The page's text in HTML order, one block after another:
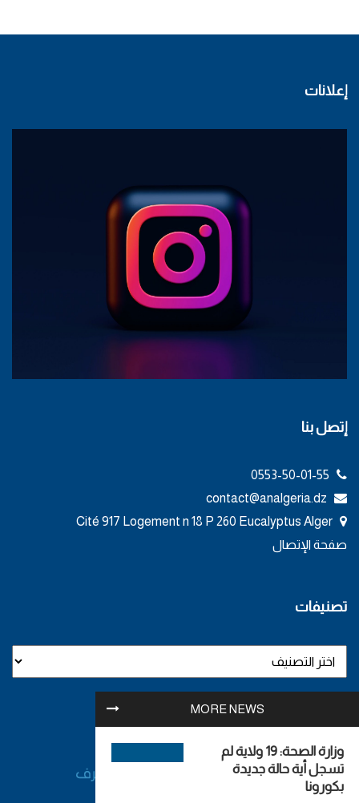
MORE NEWS
وزارة الصحة: 19 ولاية لم
تسجل أية حالة جديدة
بكورونا
إعلانات
إتصل بنا
صفحة الإتصال
تصنيفات